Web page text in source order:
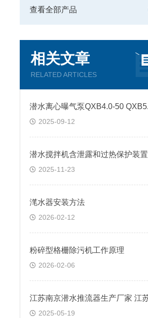
查看全部产品
相关文章
RELATED ARTICLES
2025-09-12
潜水搅拌机含泄露和过热保护装置
2025-11-23
滗水器安装方法
2026-02-12
粉碎型格栅除污机工作原理
2026-02-06
2025-05-19